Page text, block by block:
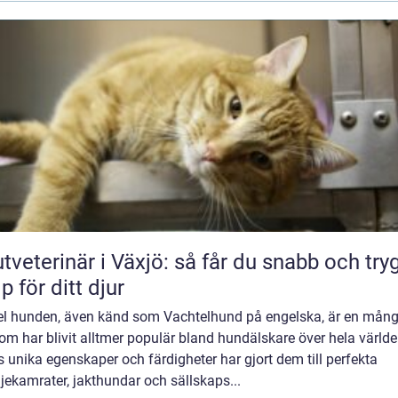
i Växjö: så får du snabb och
för ditt djur
hunden, även känd som Vachtelhund på engelska, är en
har blivit alltmer populär bland hundälskare över hela
unika egenskaper och färdigheter har gjort dem till perfekta
jakthundar och sällskaps...